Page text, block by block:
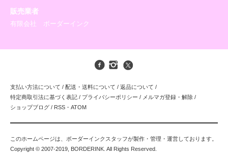
販売業者
有限会社 ボーダーインク
支払い方法について / 配送・送料について / 返品について /
特定商取引法に基づく表記 / プライバシーポリシー / メルマガ登録・解除 /
ショップブログ / RSS ・ ATOM
このホームページは、ボーダーインクスタッフが製作・管理・運営しております。
Copyright © 2007-2019, BORDERINK. All Rights Reserved.